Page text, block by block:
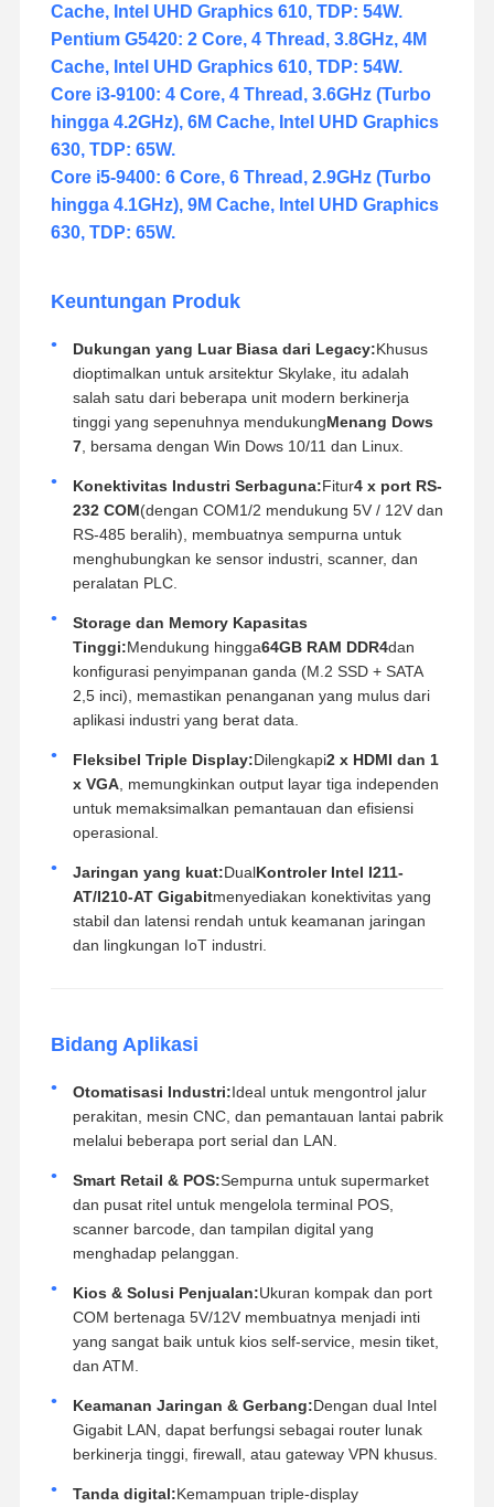
Cache, Intel UHD Graphics 610, TDP: 54W.
Pentium G5420: 2 Core, 4 Thread, 3.8GHz, 4M
Cache, Intel UHD Graphics 610, TDP: 54W.
Core i3-9100: 4 Core, 4 Thread, 3.6GHz (Turbo
hingga 4.2GHz), 6M Cache, Intel UHD Graphics
630, TDP: 65W.
Core i5-9400: 6 Core, 6 Thread, 2.9GHz (Turbo
hingga 4.1GHz), 9M Cache, Intel UHD Graphics
630, TDP: 65W.
Keuntungan Produk
Dukungan yang Luar Biasa dari Legacy:Khusus
dioptimalkan untuk arsitektur Skylake, itu adalah
salah satu dari beberapa unit modern berkinerja
tinggi yang sepenuhnya mendukungMenang Dows
7, bersama dengan Win Dows 10/11 dan Linux.
Konektivitas Industri Serbaguna:Fitur4 x port RS-
232 COM(dengan COM1/2 mendukung 5V / 12V dan
RS-485 beralih), membuatnya sempurna untuk
menghubungkan ke sensor industri, scanner, dan
peralatan PLC.
Storage dan Memory Kapasitas
Tinggi:Mendukung hingga64GB RAM DDR4dan
konfigurasi penyimpanan ganda (M.2 SSD + SATA
2,5 inci), memastikan penanganan yang mulus dari
aplikasi industri yang berat data.
Fleksibel Triple Display:Dilengkapi2 x HDMI dan 1
x VGA, memungkinkan output layar tiga independen
untuk memaksimalkan pemantauan dan efisiensi
operasional.
Jaringan yang kuat:DualKontroler Intel I211-
AT/I210-AT Gigabitmenyediakan konektivitas yang
stabil dan latensi rendah untuk keamanan jaringan
dan lingkungan IoT industri.
Bidang Aplikasi
Otomatisasi Industri:Ideal untuk mengontrol jalur
perakitan, mesin CNC, dan pemantauan lantai pabrik
melalui beberapa port serial dan LAN.
Smart Retail & POS:Sempurna untuk supermarket
dan pusat ritel untuk mengelola terminal POS,
scanner barcode, dan tampilan digital yang
menghadap pelanggan.
Kios & Solusi Penjualan:Ukuran kompak dan port
COM bertenaga 5V/12V membuatnya menjadi inti
yang sangat baik untuk kios self-service, mesin tiket,
dan ATM.
Keamanan Jaringan & Gerbang:Dengan dual Intel
Gigabit LAN, dapat berfungsi sebagai router lunak
berkinerja tinggi, firewall, atau gateway VPN khusus.
Tanda digital:Kemampuan triple-display